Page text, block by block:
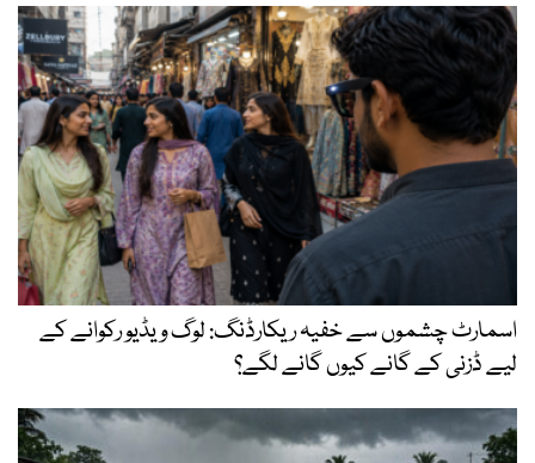
اسمارٹ چشموں سے خفیہ ریکارڈنگ: لوگ ویڈیو رکوانے کے
لیے ڈزنی کے گانے کیوں گانے لگے؟